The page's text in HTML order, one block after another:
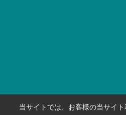
当サイトでは、お客様の当サイ